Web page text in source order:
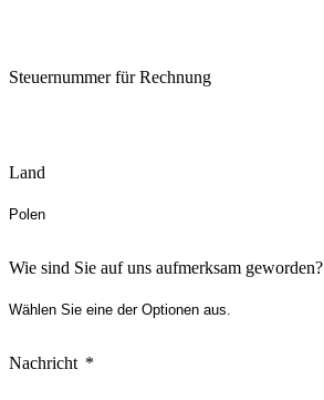
Steuernummer für Rechnung
Land
Wie sind Sie auf uns aufmerksam geworden?
Nachricht